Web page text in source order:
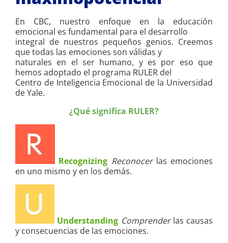
En CBC, nuestro enfoque en la educación
emocional es fundamental para el desarrollo
integral de nuestros pequeños genios. Creemos
que todas las emociones son válidas y
naturales en el ser humano, y es por eso que
hemos adoptado el programa RULER del
Centro de Inteligencia Emocional de la Universidad
de Yale.
¿Qué significa RULER?
Recognizing Reconocer las emociones
en uno mismo y en los demás.
Understanding Comprenderlas causas
y consecuencias de las emociones.